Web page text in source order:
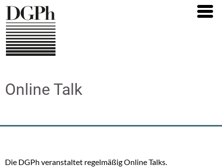
Direkt
zum
Inhalt
Online Talk
Die DGPh veranstaltet regelmäßig Online Talks.